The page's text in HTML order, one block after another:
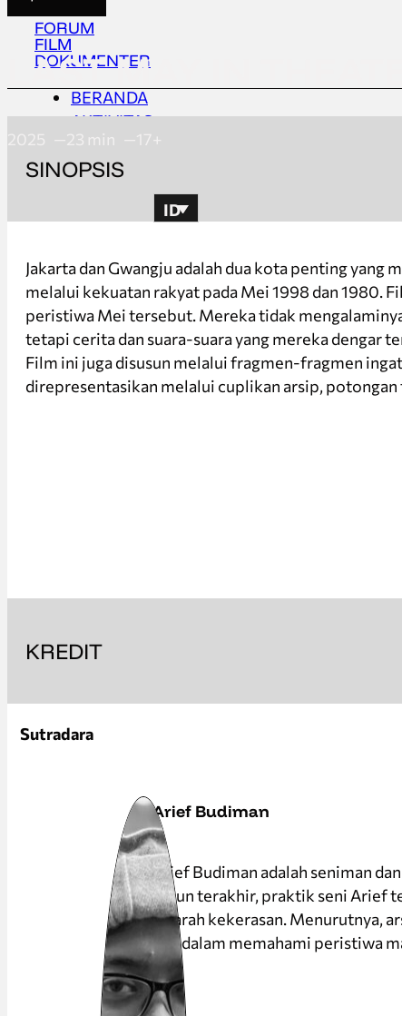
FORUM
FILM
DOKUMENTER
BERANDA
AKTIVITAS
TENTANG
UPDATES
AKTIVITAS
TENTANG
UPDATES
ID
LAST MAY IN
2025 23 min 17+
SINOPSIS
Jakarta dan Gwangju adalah dua kota penting
melalui kekuatan rakyat pada Mei 1998 dan 1980.
peristiwa Mei tersebut. Mereka tidak
tetapi cerita dan suara-suara yang mereka dengar
Film ini juga disusun melalui fragmen-fragmen
direpresentasikan melalui cuplikan arsip,
KREDIT
Sutradara
Arief Budiman
Arief Budiman adalah seniman
tahun terakhir, praktik seni Arief
sejarah kekerasan. Menurutnya,
lain dalam memahami peristiwa